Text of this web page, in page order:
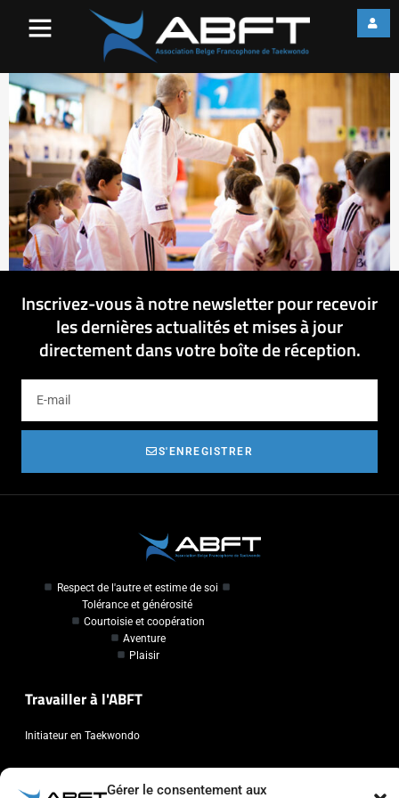
Gérer le consentement aux
Inscrivez-vous à notre newsletter pour recevoir
les dernières actualités et mises à jour
directement dans votre boîte de réception.
S'ENREGISTRER
Respect de l'autre et estime de soi
Tolérance et générosité
Courtoisie et coopération
Aventure
Plaisir
Travailler à l'ABFT
Initiateur en Taekwondo